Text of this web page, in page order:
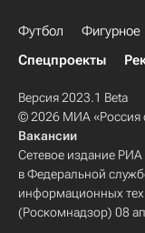
Футбол Фигурное
Спецпроекты
Версия 2023.1 Beta
© 2026 МИА «Россия
Вакансии
Сетевое издание
в Федеральной
информационных
(Роскомнадзор) 08